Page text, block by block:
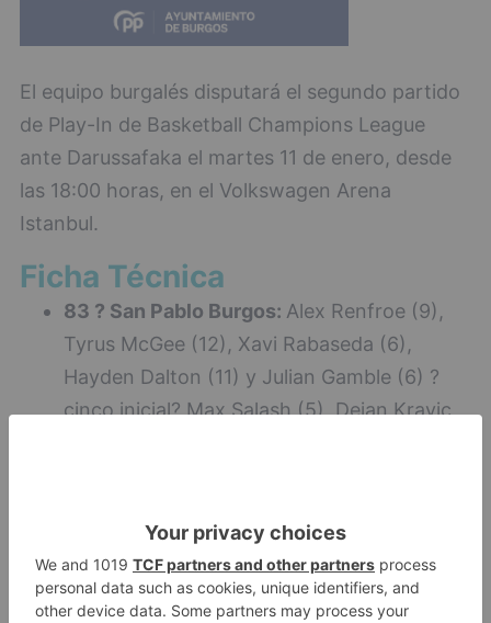
El equipo burgalés disputará el segundo partido
de Play-In de Basketball Champions League
ante Darussafaka el martes 11 de enero, desde
las 18:00 horas, en el Volkswagen Arena
Istanbul.
Ficha Técnica
83 ? San Pablo Burgos: Alex Renfroe (9),
Tyrus McGee (12), Xavi Rabaseda (6),
Hayden Dalton (11) y Julian Gamble (6) ?
cinco inicial? Max Salash (5), Dejan Kravic
83 ? San Pablo Burgos: Alex Renfroe (9),
Tyrus McGee (12), Xavi Rabaseda (6), Hayden
Dalton (11) y Julian Gamble (6) ?cinco inicial?